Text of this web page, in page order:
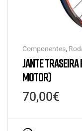
Componentes,
JANTE
MOTOR)
70,00€